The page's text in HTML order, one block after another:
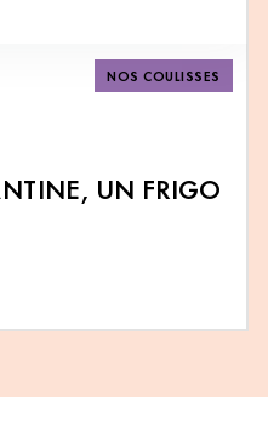
NOS COULISSES
UN FRIGO